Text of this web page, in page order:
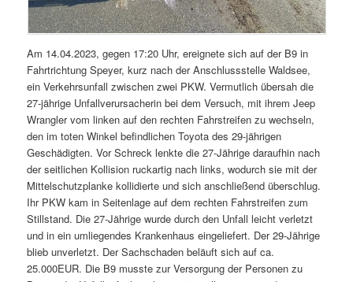
Am 14.04.2023, gegen 17:20 Uhr, ereignete sich auf der B9 in
Fahrtrichtung Speyer, kurz nach der Anschlussstelle Waldsee,
ein Verkehrsunfall zwischen zwei PKW. Vermutlich übersah die
27-jährige Unfallverursacherin bei dem Versuch, mit ihrem Jeep
Wrangler vom linken auf den rechten Fahrstreifen zu wechseln,
den im toten Winkel befindlichen Toyota des 29-jährigen
Geschädigten. Vor Schreck lenkte die 27-Jährige daraufhin nach
der seitlichen Kollision ruckartig nach links, wodurch sie mit der
Mittelschutzplanke kollidierte und sich anschließend überschlug.
Ihr PKW kam in Seitenlage auf dem rechten Fahrstreifen zum
Stillstand. Die 27-Jährige wurde durch den Unfall leicht verletzt
und in ein umliegendes Krankenhaus eingeliefert. Der 29-Jährige
blieb unverletzt. Der Sachschaden beläuft sich auf ca.
25.000EUR. Die B9 musste zur Versorgung der Personen zu